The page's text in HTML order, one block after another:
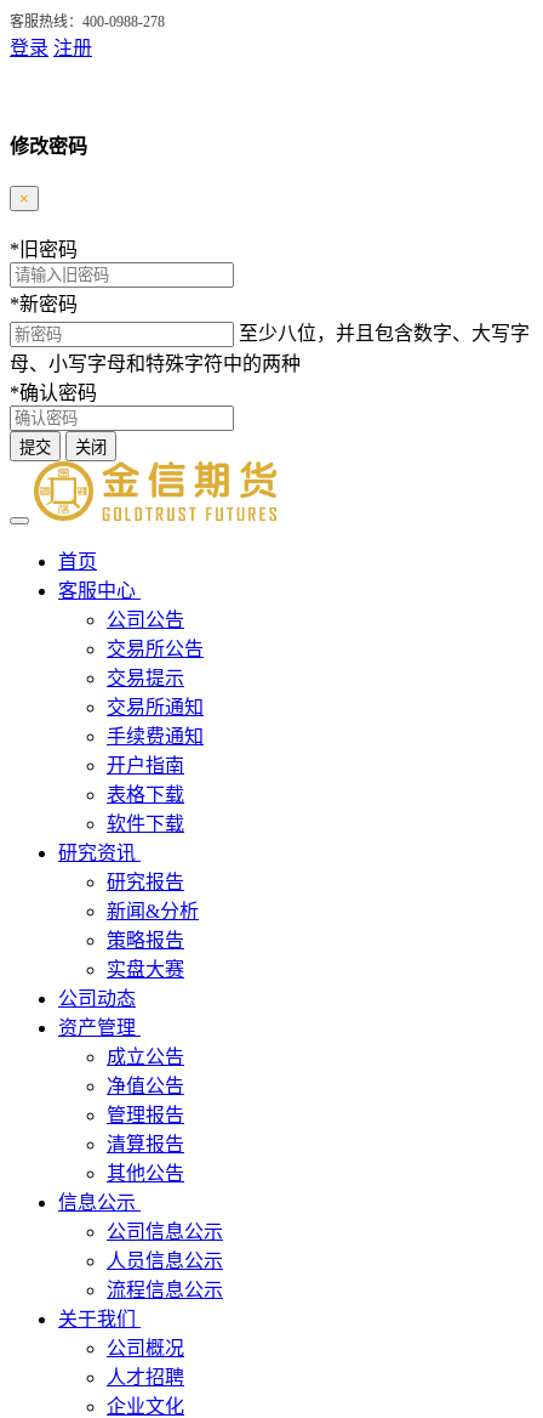
客服热线：400-0988-278
登录 注册
修改密码
×
* 旧密码
*新密码
至少八位，并且包含数字、大写字
母、小写字母和特殊字符中的两种
*确认密码
提交 关闭
首页
客服中心
公司公告
交易所公告
交易提示
交易所通知
手续费通知
开户指南
表格下载
软件下载
研究资讯
研究报告
新闻&分析
策略报告
实盘大赛
公司动态
资产管理
成立公告
净值公告
管理报告
清算报告
其他公告
信息公示
公司信息公示
人员信息公示
流程信息公示
关于我们
公司概况
人才招聘
企业文化